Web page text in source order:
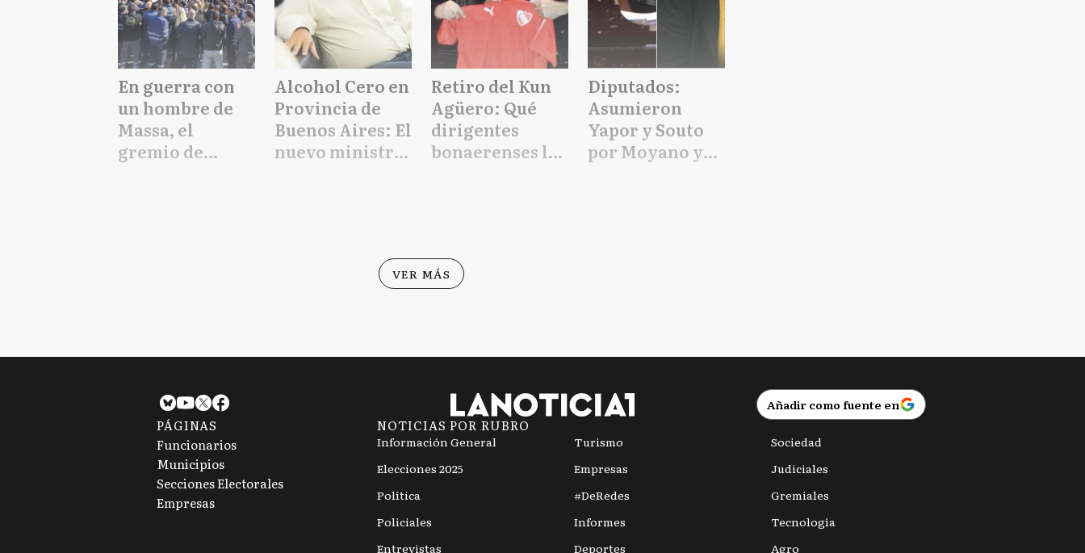
En guerra con
un hombre de
Massa, el
gremio de
Alcohol Cero en
Provincia de
Buenos Aires: El
nuevo ministro
Retiro del Kun
Agüero: Qué
dirigentes
bonaerenses le
Diputados:
Asumieron
Yapor y Souto
por Moyano y
VER MÁS
Añadir como fuente en
PÁGINAS
Funcionarios
Municipios
Secciones Electorales
Empresas
NOTICIAS POR RUBRO
Información General
Elecciones 2025
Política
Policiales
Entrevistas
Turismo
Empresas
#DeRedes
Informes
Deportes
Sociedad
Judiciales
Gremiales
Tecnología
Agro